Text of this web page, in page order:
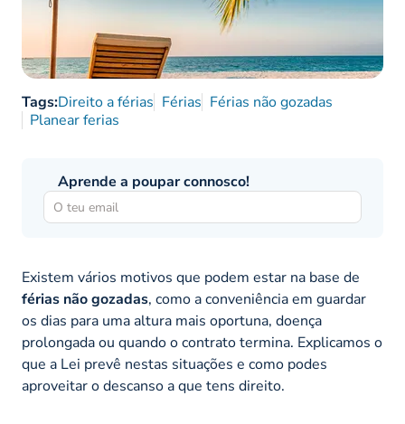
Tags:Direito a férias Férias Férias não gozadas
Planear ferias
Aprende a poupar connosco!
Existem vários motivos que podem estar na base de
férias não gozadas, como a conveniência em guardar
os dias para uma altura mais oportuna, doença
prolongada ou quando o contrato termina. Explicamos o
que a Lei prevê nestas situações e como podes
aproveitar o descanso a que tens direito.